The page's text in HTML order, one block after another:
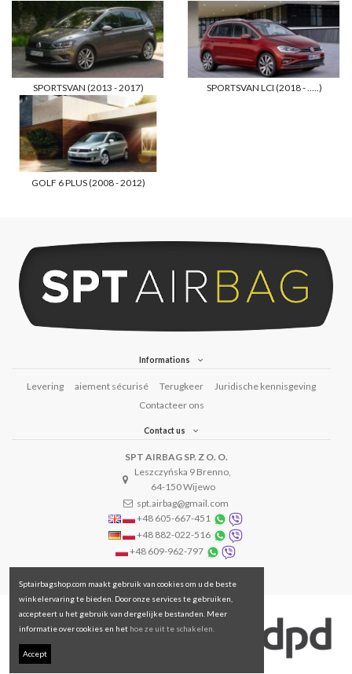
SPORTSVAN (2013 - 2017) SPORTSVAN LCI (2018 - .....)
GOLF 6 PLUS (2008 - 2012)
Informations
Levering aiement sécurisé Terugkeer
Juridische kennisgeving
Contacteer ons
Contact us
SPT AIRBAG SP. Z O. O.
Leszczyńska 9 Brenno,
64-150 Wijewo
spt.airbag@gmail.com
+48 605-667-451
+48 882-022-516
+48 609-962-797
Sptairbagshop.com maakt gebruik van cookies om u de beste
winkelervaring te bieden. Door onze services te gebruiken,
accepteert u het gebruik van dergelijke bestanden. Meer
informatie over cookies en het hoe ze uit te schakelen.
Accept